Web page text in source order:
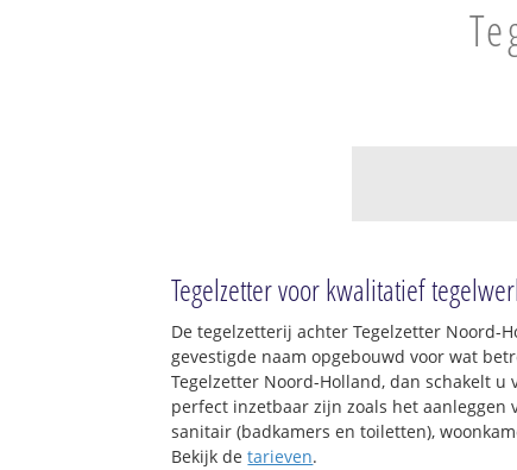
Bijvanck
Tegelzetter voor kwalitatief
De tegelzetterij achter Tegelzetter Noord-
gevestigde naam opgebouwd voor wat
Tegelzetter Noord-Holland, dan schakelt u
perfect inzetbaar zijn zoals het aanleggen
sanitair (badkamers en toiletten),
Bekijk detarieven.